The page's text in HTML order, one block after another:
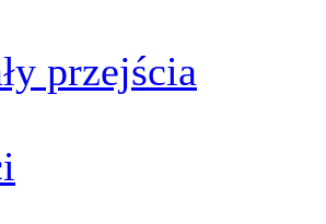
przejścia